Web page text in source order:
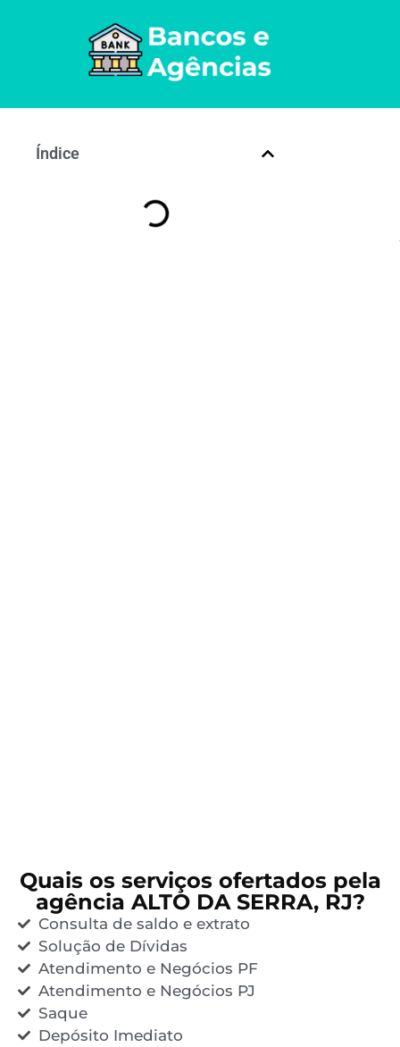
Índice
Quais os serviços ofertados pela
agência ALTO DA SERRA, RJ?
Consulta de saldo e extrato
Solução de Dívidas
Atendimento e Negócios PF
Atendimento e Negócios PJ
Saque
Depósito Imediato